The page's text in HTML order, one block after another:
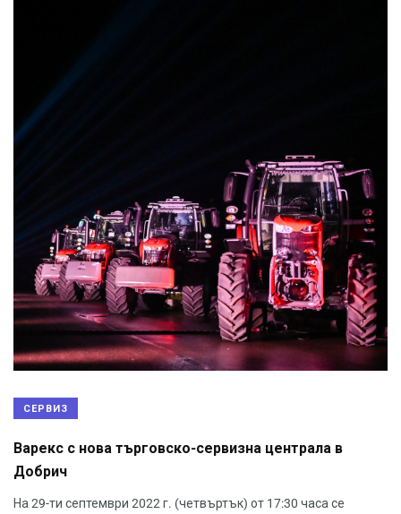
СЕРВИЗ
Варекс с нова търговско-сервизна централа в
Добрич
На 29-ти септември 2022 г. (четвъртък) от 17:30 часа се